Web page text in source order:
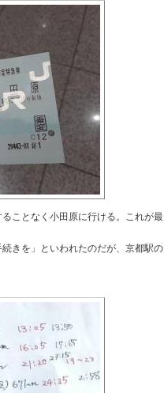
ことなく小田原に行ける。これが最
きを」といわれたのだが、京都駅の